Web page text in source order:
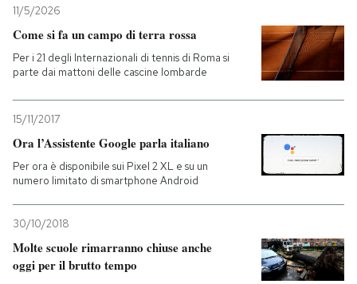
11/5/2026
Come si fa un campo di terra rossa
Per i 21 degli Internazionali di tennis di Roma si
parte dai mattoni delle cascine lombarde
15/11/2017
Ora l’Assistente Google parla italiano
Per ora è disponibile sui Pixel 2 XL e su un
numero limitato di smartphone Android
30/10/2018
Molte scuole rimarranno chiuse anche
oggi per il brutto tempo